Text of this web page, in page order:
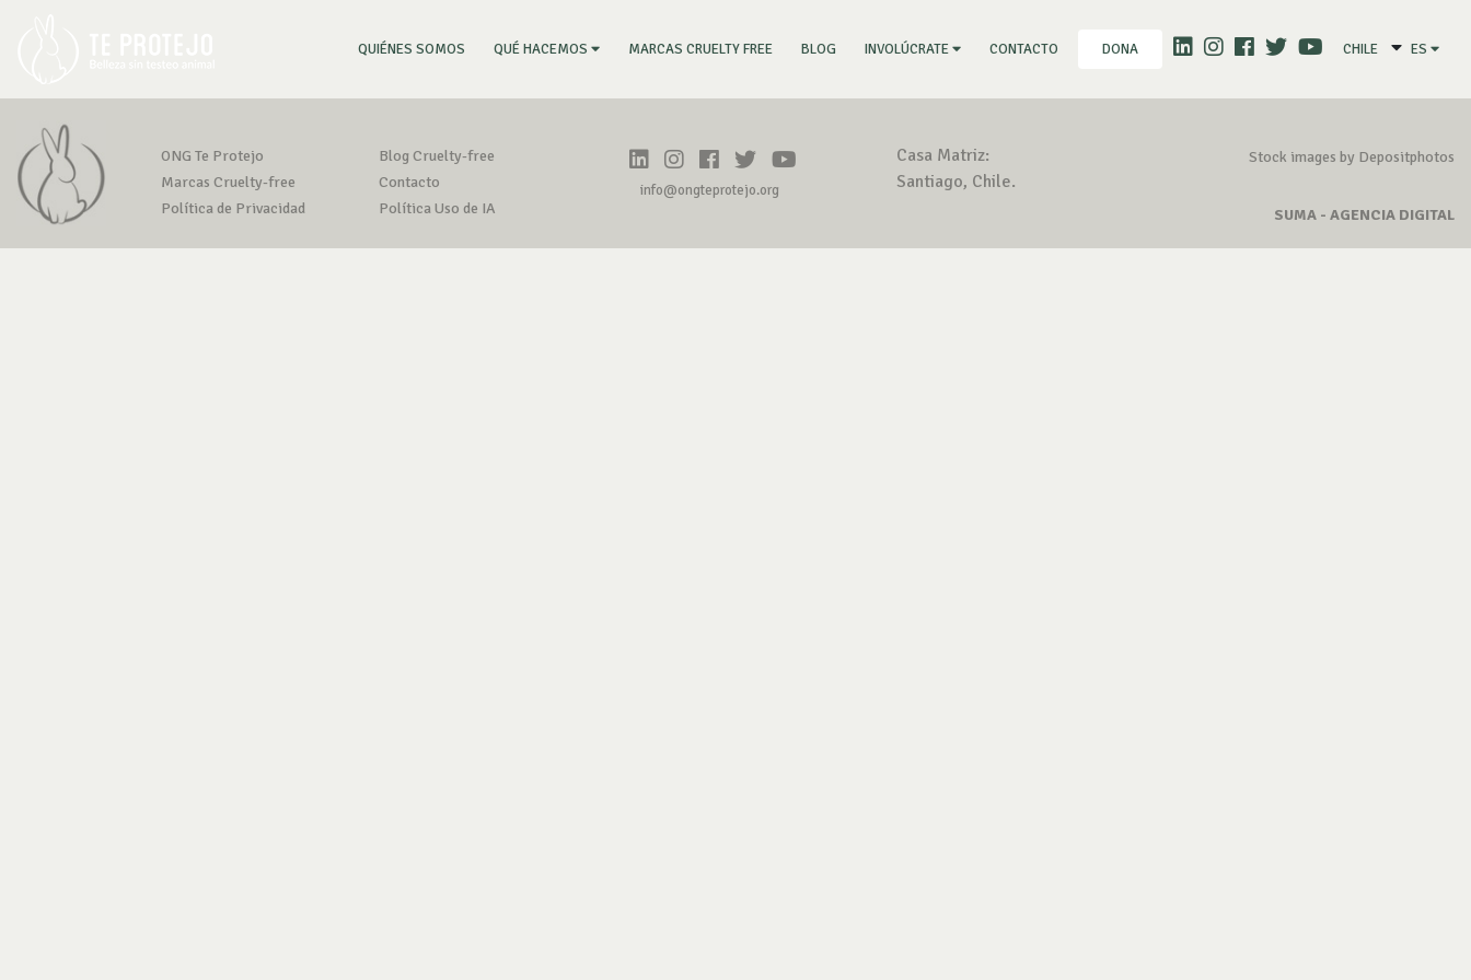
QUIÉNES SOMOS (CURRENT)
QUÉ HACEMOS MARCAS CRUELTY FREE BLOG INVOLÚCRATE CONTACTO DONA CHILE ES
ONG Te Protejo
Blog Cruelty-free
Marcas Cruelty-free
Contacto
Política de Privacidad
Política Uso de IA
info@ongteprotejo.org
Casa Matriz:
Santiago, Chile.
Stock images by Depositphotos
SUMA - AGENCIA DIGITAL